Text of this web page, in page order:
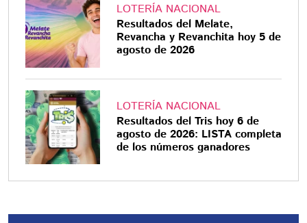
LOTERÍA NACIONAL
Resultados del Melate,
Revancha y Revanchita hoy 5 de
agosto de 2026
LOTERÍA NACIONAL
Resultados del Tris hoy 6 de
agosto de 2026: LISTA completa
de los números ganadores